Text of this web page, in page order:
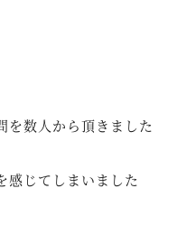
を数人から頂きました
感じてしまいました